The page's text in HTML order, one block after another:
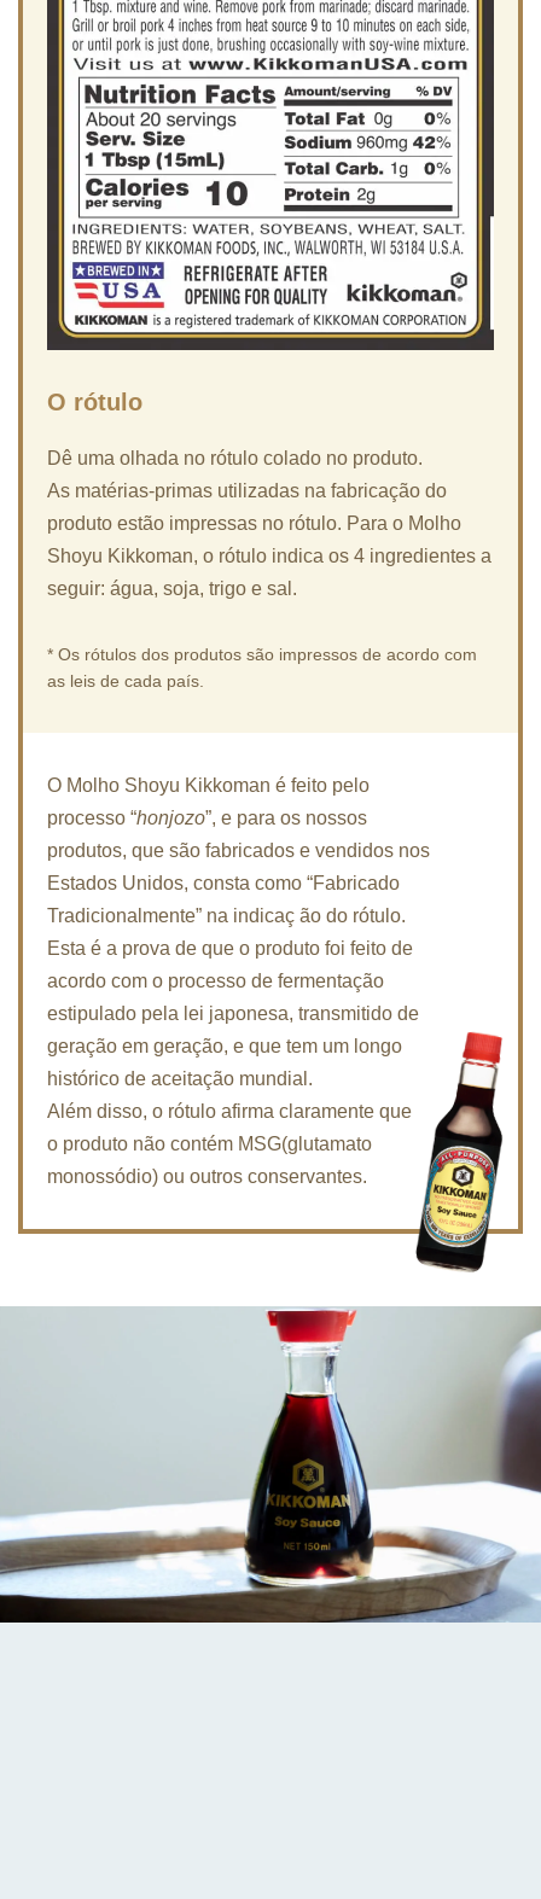
O rótulo
Dê uma olhada no rótulo colado no produto.
As matérias-primas utilizadas na fabricação do
produto estão impressas no rótulo. Para o Molho
Shoyu Kikkoman, o rótulo indica os 4 ingredientes a
seguir: água, soja, trigo e sal.
* Os rótulos dos produtos são impressos de acordo com
as leis de cada país.
O Molho Shoyu Kikkoman é feito pelo
processo “honjozo”, e para os nossos
produtos, que são fabricados e vendidos nos
Estados Unidos, consta como “Fabricado
Tradicionalmente” na indicaç ão do rótulo.
Esta é a prova de que o produto foi feito de
acordo com o processo de fermentação
estipulado pela lei japonesa, transmitido de
geração em geração, e que tem um longo
histórico de aceitação mundial.
Além disso, o rótulo afirma claramente que
o produto não contém MSG(glutamato
monossódio) ou outros conservantes.